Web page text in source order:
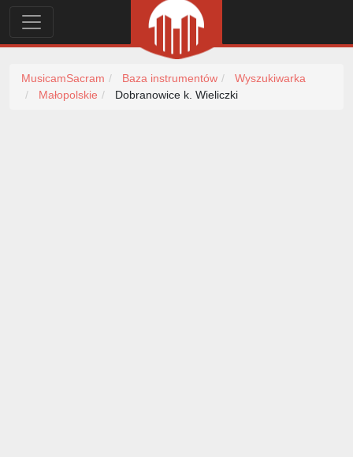
MusicamSacram Baza instrumentów
Wyszukiwarka
Małopolskie
Dobranowice k. Wieliczki